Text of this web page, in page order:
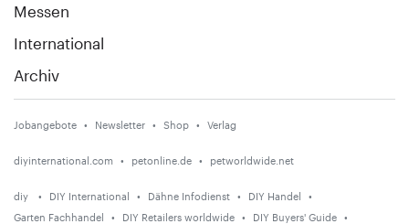
Messen
International
Archiv
Jobangebote Newsletter Shop Verlag
diyinternational.com petonline.de petworldwide.net
diy DIY International Dähne Infodienst
DIY Handel
Garten Fachhandel
DIY Retailers worldwide DIY Buyers' Guide